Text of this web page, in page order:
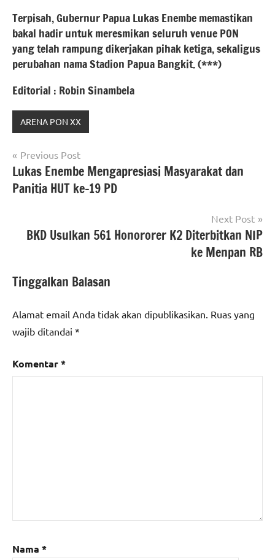
Terpisah, Gubernur Papua Lukas Enembe memastikan
bakal hadir untuk meresmikan seluruh venue PON
yang telah rampung dikerjakan pihak ketiga, sekaligus
perubahan nama Stadion Papua Bangkit. (***)
Editorial : Robin Sinambela
ARENA PON XX
Navigasi
pos
Previous Post
Lukas Enembe Mengapresiasi Masyarakat dan
Panitia HUT ke-19 PD
Next Post
BKD Usulkan 561 Honororer K2 Diterbitkan NIP
ke Menpan RB
Tinggalkan Balasan
Alamat email Anda tidak akan dipublikasikan. Ruas yang
wajib ditandai *
Komentar*
Nama *